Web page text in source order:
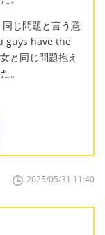
じ問題と言う意
guys have the
と同じ問題抱え
。
2025/05/31 11:40